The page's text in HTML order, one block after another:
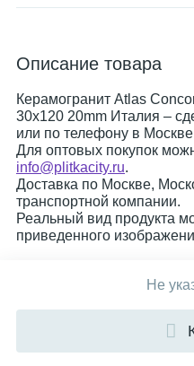
Описание товара
Керамогранит Atlas
30x120 20mm Италия –
или по телефону в Москве
Для оптовых покупок
info@plitkacity.ru.
Доставка по Москве,
транспортной компании.
Реальный вид продукта
приведенного
Не